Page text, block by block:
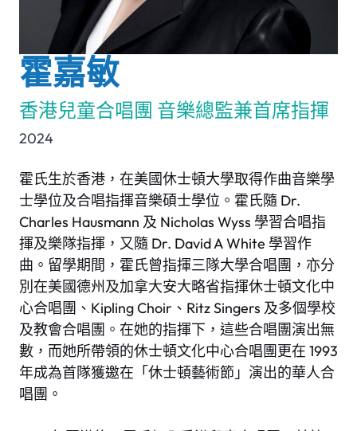
霍嘉敏
香港兒童合唱團 音樂總監兼首席指揮
2024
霍氏生於香港，在美國休士頓大學取得作曲音樂學
士學位及合唱指揮音樂碩士學位。霍氏隨 Dr.
Charles Hausmann 及 Nicholas Wyss 學習合唱指
揮及樂隊指揮，又隨 Dr. David A White 學習作
曲。留學期間，霍氏曾指揮三隊大學合唱團，亦分
別在美國德州及加拿大安大略省指揮休士頓文化中
心合唱團、Kipling Choir、Ritz Singers 及多個學校
及教會合唱團。在她的指揮下，這些合唱團演出無
數，而她所帶領的休士頓文化中心合唱團更在 1993
年成為首隊獲邀在「休士頓藝術節」演出的華人合
唱團。